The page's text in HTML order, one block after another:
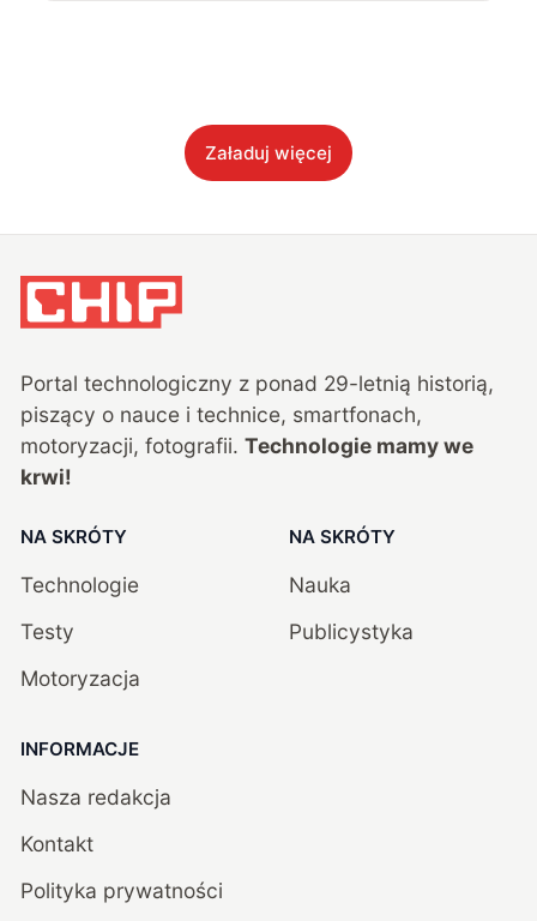
Załaduj więcej
Portal technologiczny z ponad 29-letnią historią,
piszący o nauce i technice, smartfonach,
motoryzacji, fotografii. Technologie mamy we
krwi!
NA SKRÓTY
Technologie
Testy
Motoryzacja
NA SKRÓTY
Nauka
Publicystyka
INFORMACJE
Nasza redakcja
Kontakt
Polityka prywatności